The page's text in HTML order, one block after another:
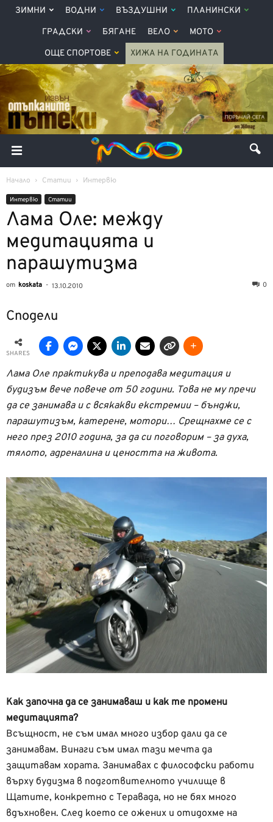
ЗИМНИ ВОДНИ ВЪЗДУШНИ ПЛАНИНСКИ
ГРАДСКИ БЯГАНЕ ВЕЛО МОТО
ОЩЕ СПОРТОВЕ ХИЖА НА ГОДИНАТА
Начало Статии Интервю
Интервю Статии
Лама Оле: между
медитацията и
парашутизма
от koskata - 13.10.2010 0
Сподели
SHARES
Лама Оле практикува и преподава медитация и
будизъм вече повече от 50 години. Това не му пречи
да се занимава и с всякакви екстремии – бънджи,
парашутизъм, катерене, мотори… Срещнахме се с
него през 2010 година, за да си поговорим – за духа,
тялото, адреналина и цеността на живота.
Как започна да се занимаваш и как те промени
медитацията?
Всъщност, не съм имал много избор дали да се
занимавам. Винаги съм имал тази мечта да
защитавам хората. Занимавах с философски работи
върху будизма в подготвителното училище в
Щатите, конкретно с Теравада, но не бях много
вдъхновен. След което се ожених и отидохме на